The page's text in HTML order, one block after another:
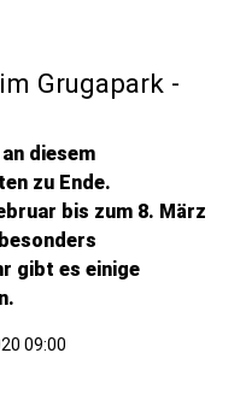
Grugapark -
diesem
zu Ende.
bis zum 8. März
gibt es einige
09:00